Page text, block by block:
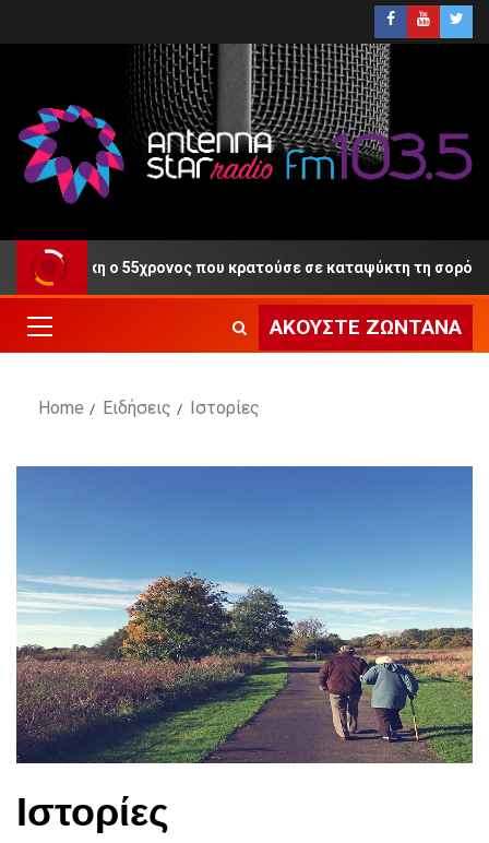
Δίκη ο 55χρονος που κρατούσε σε καταψύκτη τη σορό του
ΑΚΟΎΣΤΕ ΖΩΝΤΑΝΆ
Home Ειδήσεις Ιστορίες
Ιστορίες